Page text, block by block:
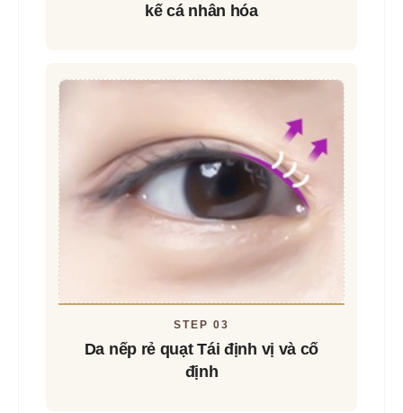
kế cá nhân hóa
STEP 03
Da nếp rẻ quạtTái định vị và cố
định